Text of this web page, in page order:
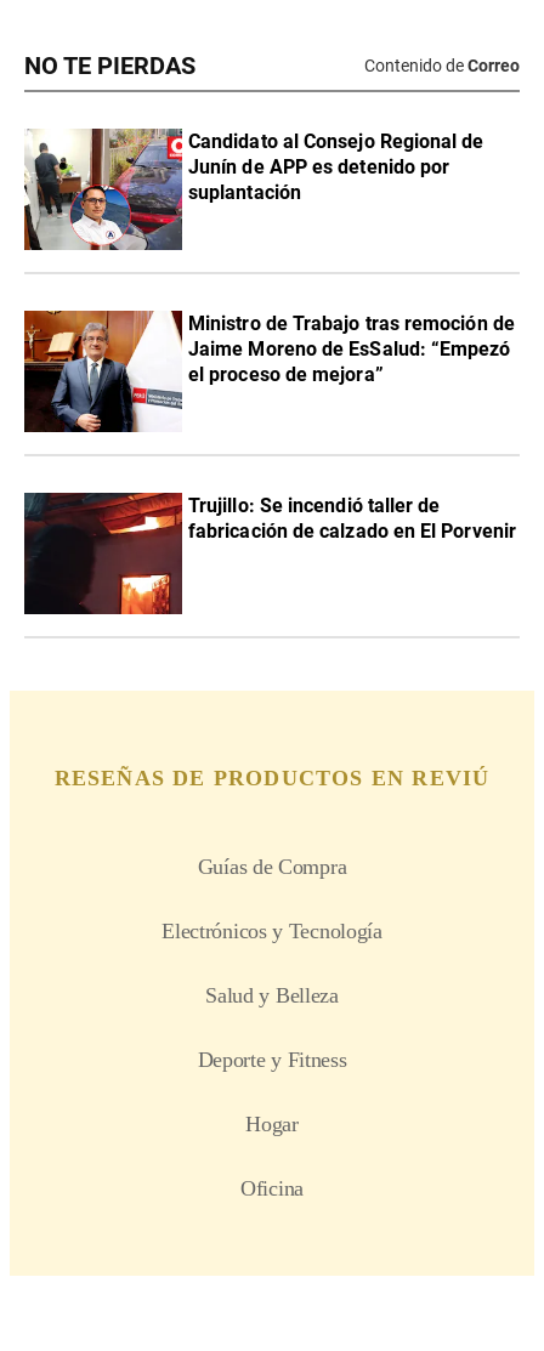
NO TE PIERDAS Contenido deCorreo
Candidato al Consejo Regional de
Junín de APP es detenido por
suplantación
Ministro de Trabajo tras remoción de
Jaime Moreno de EsSalud: “Empezó
el proceso de mejora”
Trujillo: Se incendió taller de
fabricación de calzado en El Porvenir